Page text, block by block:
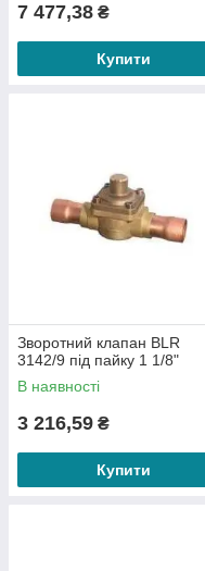
7 477,38 ₴
Купити
Зворотний клапан BLR
3142/9 під пайку 1 1/8"
В наявності
3 216,59 ₴
Купити